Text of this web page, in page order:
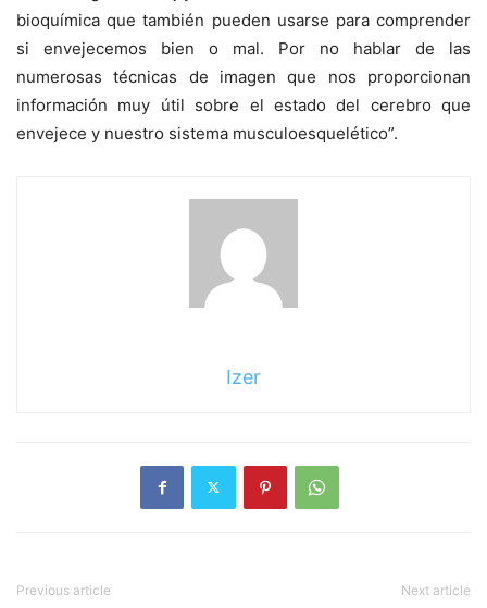
bioquímica que también pueden usarse para comprender
si envejecemos bien o mal. Por no hablar de las
numerosas técnicas de imagen que nos proporcionan
información muy útil sobre el estado del cerebro que
envejece y nuestro sistema musculoesquelético”.
Izer
Previous article Next article